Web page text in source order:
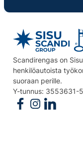
Scandirengas on
henkilöautoista
suoraan perille.
Y-tunnus: 3553631-5
Follow us on
Follow us on
Follow